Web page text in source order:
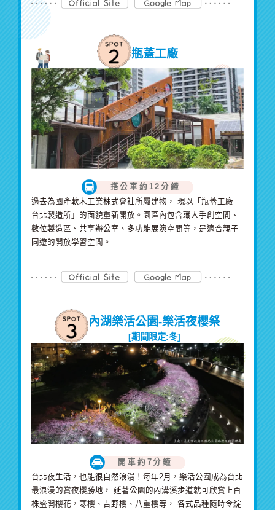
瓶蓋工廠
搭公車約12分鐘
過去為國產軟木工業株式會社所屬建物， 現以「瓶蓋工廠
台北製造所」的面貌重新開放。園區內包含職人手創空間、
數位製造區、共享辦公室、多功能展演空間等，是適合親子
同遊的開放學習空間。
內湖樂活公園-樂活夜櫻祭
[期間限定:冬]
開車約7分鐘
台北夜生活，也能很自然浪漫！每年2月，樂活公園成為台北
最浪漫的賞夜櫻勝地， 延著公園的內溝溪步道就可欣賞上百
株盛開櫻花，寒櫻、吉野櫻、八重櫻等， 各式品種隨時令綻